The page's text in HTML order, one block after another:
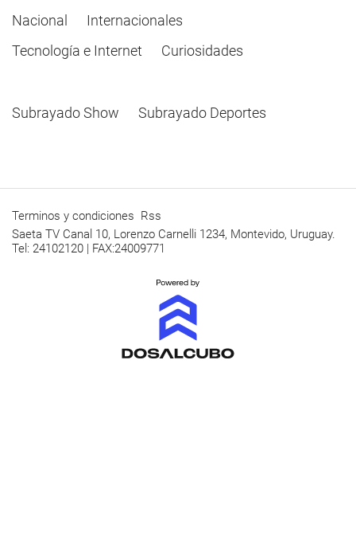
Nacional
Internacionales
Tecnología e Internet
Curiosidades
Subrayado Show Subrayado Deportes
Terminos y condiciones Rss
Saeta TV Canal 10, Lorenzo Carnelli 1234, Montevido, Uruguay.
Tel: 24102120 | FAX:24009771